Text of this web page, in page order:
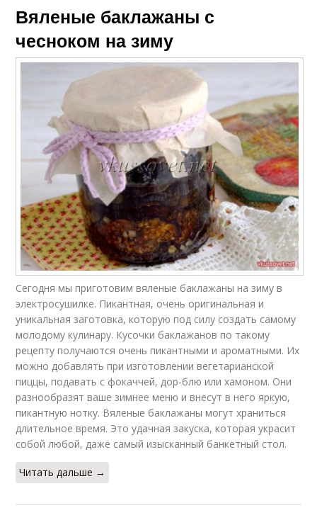
Вяленые баклажаны с
чесноком на зиму
Сегодня мы приготовим вяленые баклажаны на зиму в
электросушилке. Пикантная, очень оригинальная и
уникальная заготовка, которую под силу создать самому
молодому кулинару. Кусочки баклажанов по такому
рецепту получаются очень пикантными и ароматными. Их
можно добавлять при изготовлении вегетарианской
пиццы, подавать с фокаччей, дор-блю или хамоном. Они
разнообразят ваше зимнее меню и внесут в него яркую,
пикантную нотку. Вяленые баклажаны могут храниться
длительное время. Это удачная закуска, которая украсит
собой любой, даже самый изысканный банкетный стол.
Читать дальше →